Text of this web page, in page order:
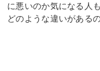
に悪いのか気になる人
どのような違いがある